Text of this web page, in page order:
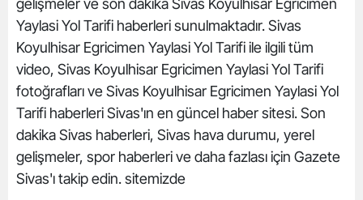
gelişmeler ve son dakika Sivas Koyulhisar Egricimen
Yaylasi Yol Tarifi haberleri sunulmaktadır. Sivas
Koyulhisar Egricimen Yaylasi Yol Tarifi ile ilgili tüm
video, Sivas Koyulhisar Egricimen Yaylasi Yol Tarifi
fotoğrafları ve Sivas Koyulhisar Egricimen Yaylasi Yol
Tarifi haberleri Sivas'ın en güncel haber sitesi. Son
dakika Sivas haberleri, Sivas hava durumu, yerel
gelişmeler, spor haberleri ve daha fazlası için Gazete
Sivas'ı takip edin. sitemizde